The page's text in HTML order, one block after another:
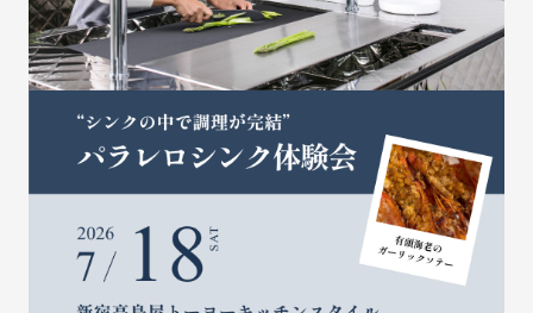
お知らせ
カタログを見る
よくあるご質問
お問い合わせ
CN